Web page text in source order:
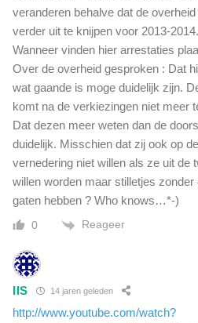
veranderen behalve dat de
verder uit te knijpen voor 2013-
Wanneer vinden hier arrestaties
Over de overheid gesproken : Dat
wat gaande is moge duidelijk zijn.
komt na de verkiezingen niet meer
Dat dezen meer weten dan de
duidelijk. Misschien dat zij ook op
vernedering niet willen als ze uit de
willen worden maar stilletjes
gaten hebben ? Who knows…*-)
0 Reageer
IIS 14 jaren geleden
http://www.youtube.com/watch?